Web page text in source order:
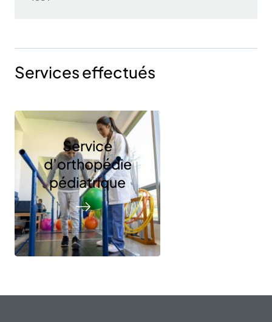
Services effectués
Service
d’orthopédie
pédiatrique